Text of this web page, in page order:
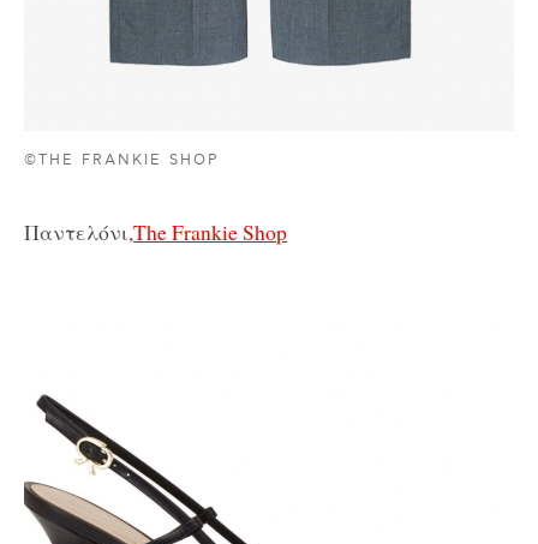
©THE FRANKIE SHOP
Παντελόνι,The Frankie Shop